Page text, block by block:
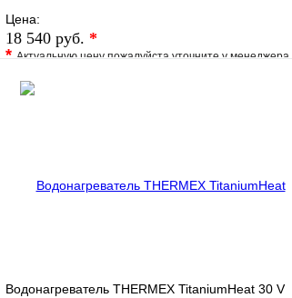
Цена:
18 540 руб. *
*Актуальную цену пожалуйста уточните у менеджера
В избранное
Водонагреватель THERMEX TitaniumHeat 30 V